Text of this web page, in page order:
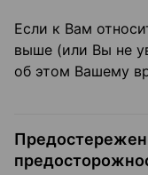
Если к Вам
выше (или Вы не
об этом Вашему